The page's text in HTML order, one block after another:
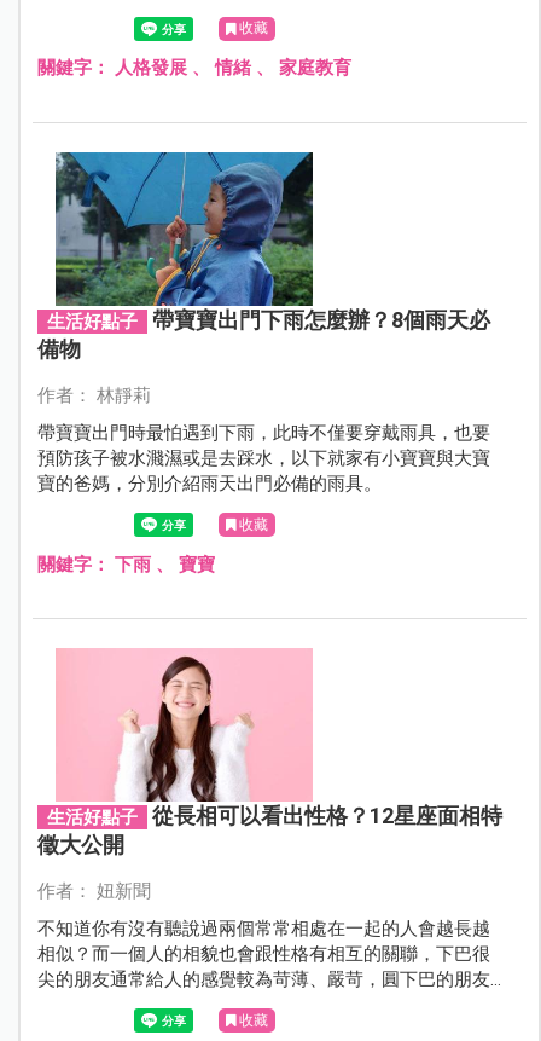
收藏
關鍵字： 人格發展、情緒、 家庭教育
生活好點子
帶寶寶出門下雨怎麼辦？8個雨天必
備物
作者： 林靜莉
帶寶寶出門時最怕遇到下雨，此時不僅要穿戴雨具，也要
預防孩子被水濺濕或是去踩水，以下就家有小寶寶與大寶
寶的爸媽，分別介紹雨天出門必備的雨具。
收藏
關鍵字： 下雨、 寶寶
生活好點子
從長相可以看出性格？12星座面相特
徵大公開
作者： 妞新聞
不知道你有沒有聽說過兩個常常相處在一起的人會越長越
相似？而一個人的相貌也會跟性格有相互的關聯，下巴很
尖的朋友通常給人的感覺較為苛薄、嚴苛，圓下巴的朋友
給人的感覺較為溫和、和氣。若從星相學來看，十二星座
的長相會各有特徵嗎？
收藏